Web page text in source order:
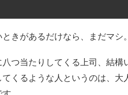
きがあるだけなら、まだマシ。
つ当たりしてくる上司、結
くるような人というのは、